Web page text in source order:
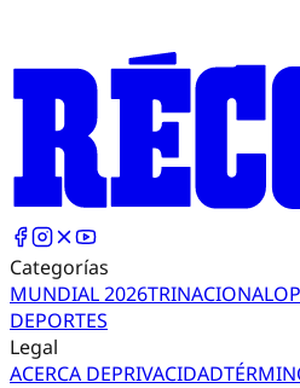
Categorías
MUNDIAL 2026TRINACIONAL
DEPORTES
Legal
ACERCA DEPRIVACIDAD